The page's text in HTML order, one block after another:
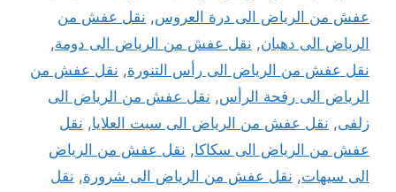
عفش من الرياض الى درة العروس, نقل عفش من
الرياض الى دهبان, نقل عفش من الرياض الى دومة,
نقل عفش من الرياض الى رأس التنورة, نقل عفش من
الرياض الى رفحة الرأس, نقل عفش من الرياض الى
زلفى, نقل عفش من الرياض الى سبت العلايا, نقل
عفش من الرياض الى سكاكا, نقل عفش من الرياض
الى سيهات, نقل عفش من الرياض الى شرورة, نقل